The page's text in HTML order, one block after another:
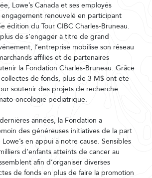
Lowe’s Canada et ses employés
renouvelé en participant
édition du Tour CIBC Charles-Bruneau.
de s’engager à titre de grand
l’entreprise mobilise son réseau
affiliés et de partenaires
la Fondation Charles-Bruneau. Grâce
de fonds, plus de 3 M$ ont été
soutenir des projets de recherche
oncologie pédiatrique.
années, la Fondation a
des généreuses initiatives de la part
en appui à notre cause. Sensibles
d’enfants atteints de cancer au
afin d’organiser diverses
de fonds en plus de faire la promotion